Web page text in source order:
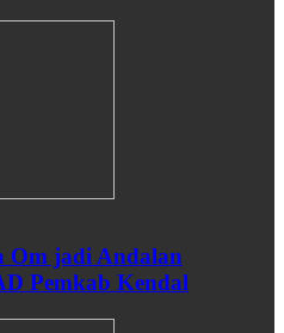
Om jadi Andalan
Pemkab Kendal